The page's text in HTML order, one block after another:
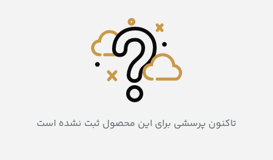
تاکنون پرسشی برای این محصول ثبت نشده است